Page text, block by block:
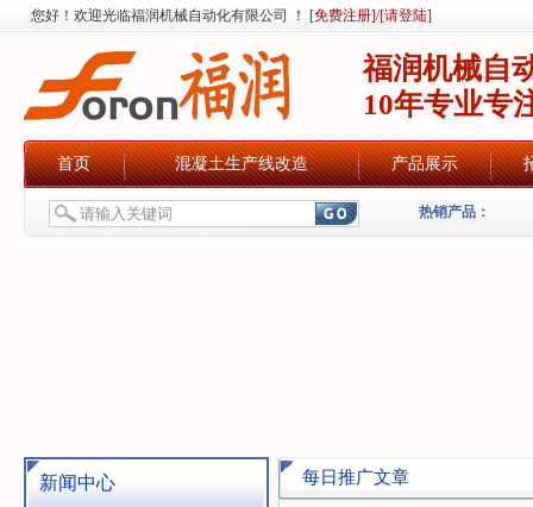
您好！欢迎光临福润机械自动化有限公司 ！ [免费注册]/[请登陆]
福润机械自
10年专业专
首页 混凝土生产线改造 产品展示
热销产品：
新闻中心 每日推广文章